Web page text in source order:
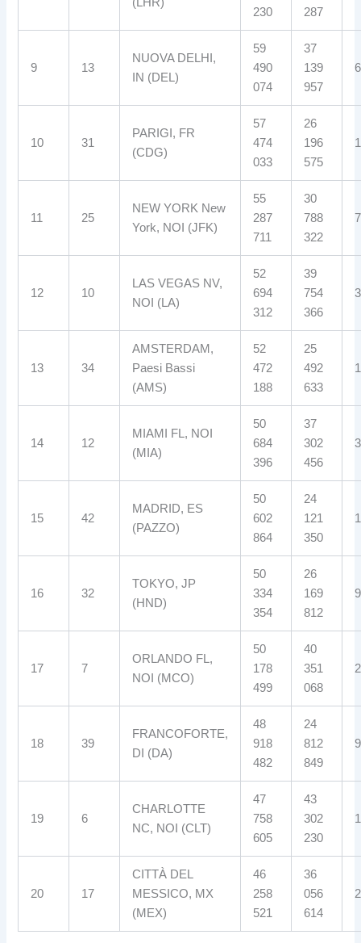
230 287
9 13
NUOVA DELHI,
IN (DEL)
59
490
074
37
139
957
10 31
PARIGI, FR
(CDG)
57
474
033
26
196
575
11 25
NEW YORK New
York, NOI (JFK)
55
287
711
30
788
322
12 10
LAS VEGAS NV,
NOI (LA)
52
694
312
39
754
366
13 34
AMSTERDAM,
Paesi Bassi
(AMS)
52
472
188
25
492
633
14 12
MIAMI FL, NOI
(MIA)
50
684
396
37
302
456
15 42
MADRID, ES
(PAZZO)
50
602
864
24
121
350
16 32
TOKYO, JP
(HND)
50
334
354
26
169
812
17 7
ORLANDO FL,
NOI (MCO)
50
178
499
40
351
068
18 39
FRANCOFORTE,
DI (DA)
48
918
482
24
812
849
19 6
CHARLOTTE
NC, NOI (CLT)
47
758
605
43
302
230
20 17
CITTÀ DEL
MESSICO, MX
(MEX)
46
258
521
36
056
614